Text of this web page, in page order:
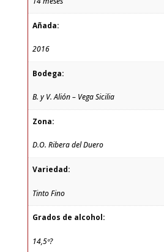
Añada:
2016
Bodega:
B. y V. Alión – Vega Sicilia
Zona:
D.O. Ribera del Duero
Variedad:
Tinto Fino
Grados de alcohol:
14,5º?